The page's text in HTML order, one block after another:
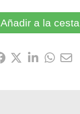
Añadir a la cesta